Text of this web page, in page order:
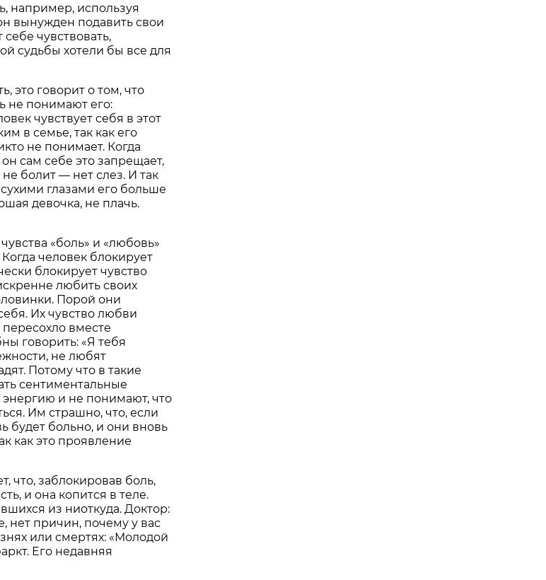
например, используя
вынужден подавить свои
чувствовать,
судьбы хотели бы все для
это говорит о том, что
не понимают его:
чувствует себя в этот
в семье, так как его
не понимает. Когда
сам себе это запрещает,
болит — нет слез. И так
глазами его больше
девочка, не плачь.
«боль» и «любовь»
человек блокирует
блокирует чувство
любить своих
Порой они
Их чувство любви
вместе
говорить: «Я тебя
не любят
Потому что в такие
сентиментальные
и не понимают, что
Им страшно, что, если
будет больно, и они вновь
как это проявление
что, заблокировав боль,
и она копится в теле.
из ниоткуда. Доктор:
нет причин, почему у вас
или смертях: «Молодой
Его недавняя